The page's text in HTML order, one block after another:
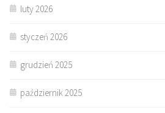
luty 2026
styczeń 2026
grudzień 2025
październik 2025